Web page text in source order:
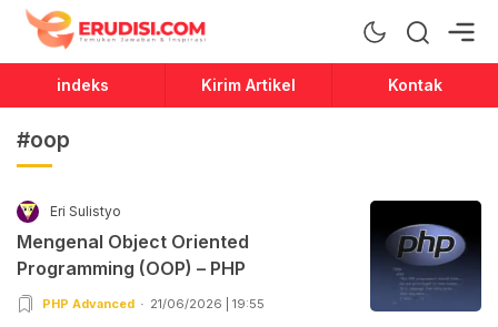
Erudisi
Temukan Jawaban dan Inspirasi
indeks Kirim Artikel Kontak
#oop
Eri Sulistyo
Mengenal Object Oriented
Programming (OOP) – PHP
PHP Advanced 21/06/2026 | 19:55